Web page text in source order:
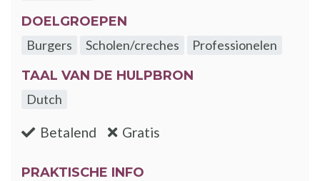
DOELGROEPEN
Burgers
Scholen/creches
Professionelen
TAAL VAN DE HULPBRON
Dutch
Betalend :nee Gratis
PRAKTISCHE INFO